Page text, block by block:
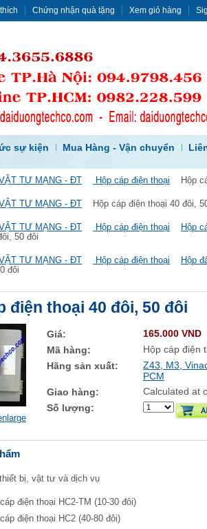
Chứng nhận quà tặng Xem giỏ hàng
sự kiện Mua Hàng - Vận chuyển
TƯ MẠNG - ĐT Hộp cáp điện thoại Hộp
TƯ MẠNG - ĐT Hộp cáp điện thoại 40 đôi,
TƯ MẠNG - ĐT Hộp cáp điện thoại Hộp
50 đôi
TƯ MẠNG - ĐT Hộp cáp điện thoại Hộp
đôi
điện thoại 40 đôi, 50 đôi
Giá:
165.000 VND
Mã hàng:
Hộp cáp điện
Hãng sản xuất:
Z43, M3,
PCM
Giao hàng:
Calculated at
Số lượng:
bị, vật tư và dịch vụ
điện thoại HC2-TM (10-30 đôi)
điện thoại HC2 (40-80 đôi)